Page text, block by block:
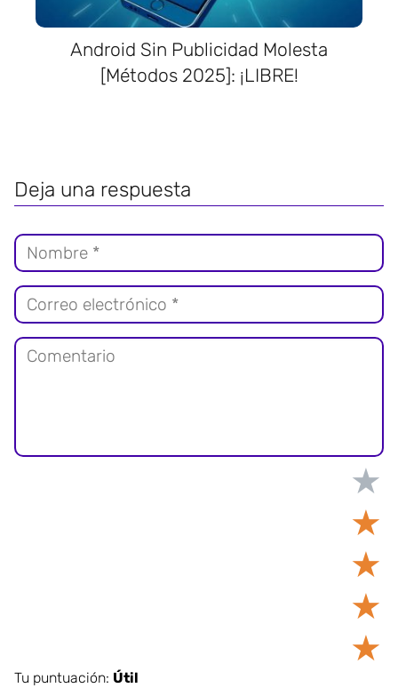
Android Sin Publicidad Molesta
[Métodos 2025]: ¡LIBRE!
Deja una respuesta
★
★
★
★
★
Tu puntuación: Útil